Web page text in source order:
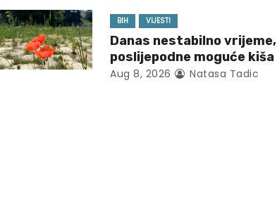
BIH VIJESTI
Danas nestabilno vrijeme,
poslijepodne moguće kiša
Aug 8, 2026 Natasa Tadic